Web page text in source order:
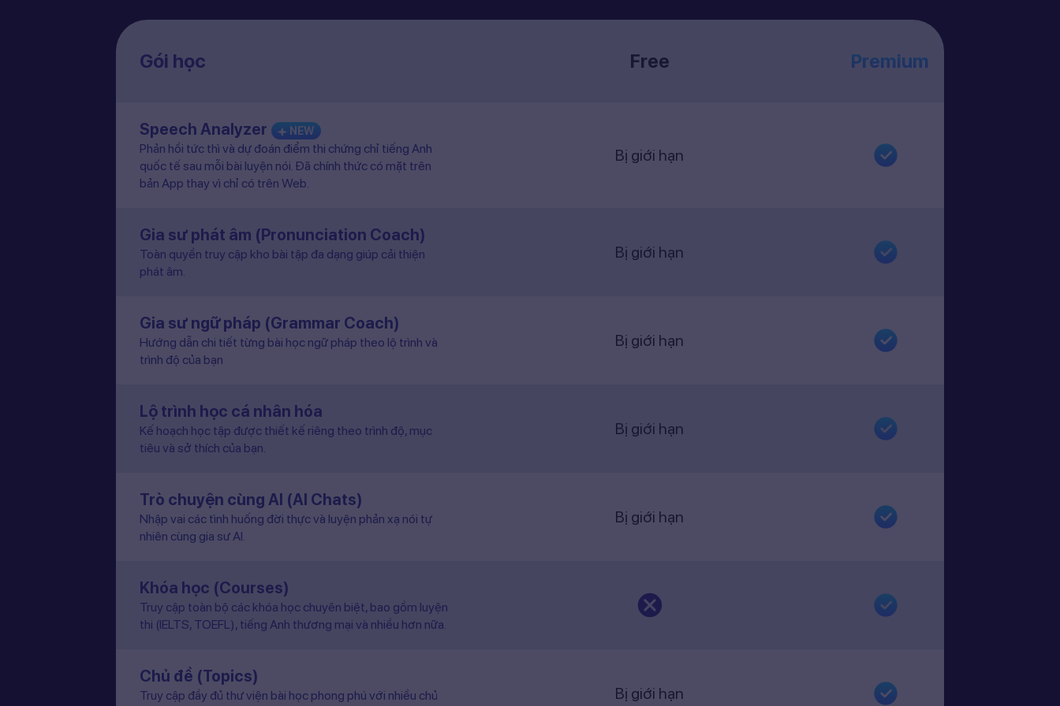
Gói học Free Premium
Speech Analyzer NEW
Phản hồi tức thì và dự đoán điểm thi chứng chỉ tiếng Anh
quốc tế sau mỗi bài luyện nói. Đã chính thức có mặt trên
bản App thay vì chỉ có trên Web.
Bị giới hạn
Gia sư phát âm (Pronunciation Coach)
Toàn quyền truy cập kho bài tập đa dạng giúp cải thiện
phát âm.
Bị giới hạn
Gia sư ngữ pháp (Grammar Coach)
Hướng dẫn chi tiết từng bài học ngữ pháp theo lộ trình và
trình độ của bạn
Bị giới hạn
Lộ trình học cá nhân hóa
Kế hoạch học tập được thiết kế riêng theo trình độ, mục
tiêu và sở thích của bạn.
Bị giới hạn
Trò chuyện cùng AI (AI Chats)
Nhập vai các tình huống đời thực và luyện phản xạ nói tự
nhiên cùng gia sư AI.
Bị giới hạn
Khóa học (Courses)
Truy cập toàn bộ các khóa học chuyên biệt, bao gồm luyện
thi (IELTS, TOEFL), tiếng Anh thương mại và nhiều hơn nữa.
Chủ đề (Topics)
Truy cập đầy đủ thư viện bài học phong phú với nhiều chủ
Bị giới hạn